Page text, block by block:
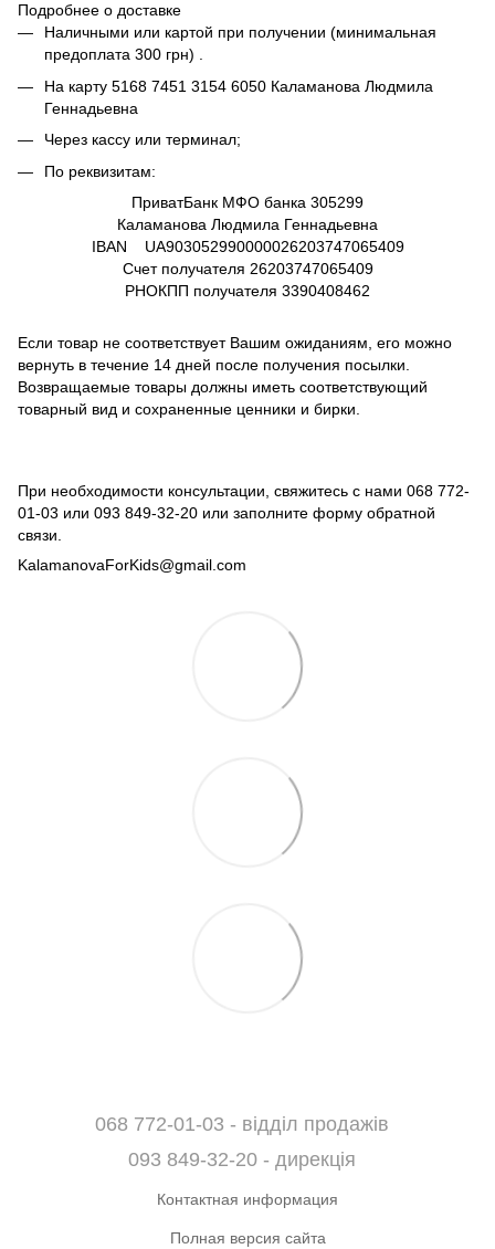
Подробнее о доставке
Наличными или картой при получении (минимальная
предоплата 300 грн) .
На карту 5168 7451 3154 6050 Каламанова Людмила
Геннадьевна
Через кассу или терминал;
По реквизитам:
ПриватБанк МФО банка 305299
Каламанова Людмила Геннадьевна
IBAN UA903052990000026203747065409
Счет получателя 26203747065409
РНОКПП получателя 3390408462
Если товар не соответствует Вашим ожиданиям, его можно
вернуть в течение 14 дней после получения посылки.
Возвращаемые товары должны иметь соответствующий
товарный вид и сохраненные ценники и бирки.
При необходимости консультации, свяжитесь с нами 068 772-
01-03 или 093 849-32-20 или заполните форму обратной
связи.
KalamanovaForKids@gmail.com
068 772-01-03 - відділ продажів
093 849-32-20 - дирекція
Контактная информация
Полная версия сайта